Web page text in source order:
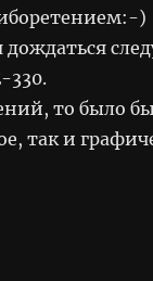
)
330.
то было
так и